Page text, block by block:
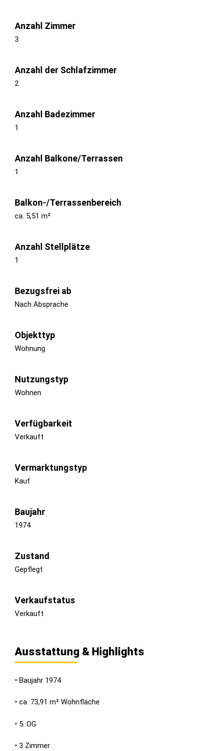
Anzahl Zimmer
3
Anzahl der Schlafzimmer
2
Anzahl Badezimmer
1
Anzahl Balkone/Terrassen
1
Balkon-/Terrassenbereich
ca. 5,51 m²
Anzahl Stellplätze
1
Bezugsfrei ab
Nach Absprache
Objekttyp
Wohnung
Nutzungstyp
Wohnen
Verfügbarkeit
Verkauft
Vermarktungstyp
Kauf
Baujahr
1974
Zustand
Gepflegt
Verkaufstatus
Verkauft
Ausstattung & Highlights
• Baujahr 1974
• ca. 73,91 m² Wohnfläche
• 5. OG
• 3 Zimmer